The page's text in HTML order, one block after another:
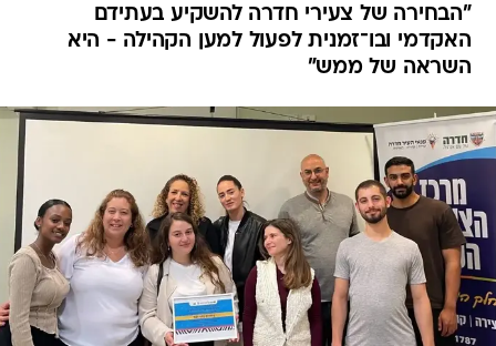
"הבחירה של צעירי חדרה להשקיע בעתידם
האקדמי ובו־זמנית לפעול למען הקהילה - היא
השראה של ממש"